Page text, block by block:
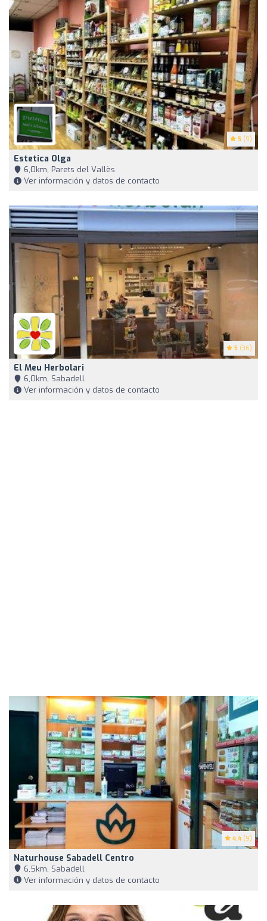
5 (9)
Estetica Olga
6,0km, Parets del Vallès
Ver información y datos de contacto
5 (36)
El Meu Herbolari
6,0km, Sabadell
Ver información y datos de contacto
4.4 (9)
Naturhouse Sabadell Centro
6,5km, Sabadell
Ver información y datos de contacto